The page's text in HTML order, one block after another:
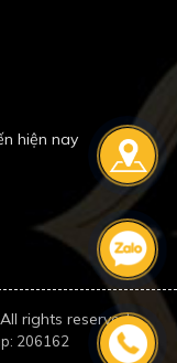
hiện nay
All rights reserved.
206162